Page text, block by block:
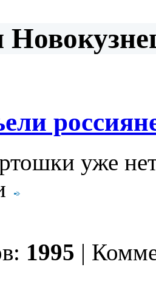
уже
1995 |